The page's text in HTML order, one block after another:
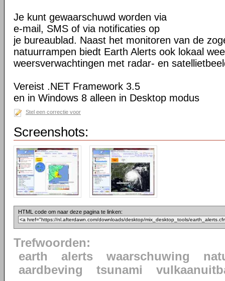
Je kunt gewaarschuwd worden via
e-mail, SMS of via notificaties op
je bureaublad. Naast het monitoren van de
natuurrampen biedt Earth Alerts ook lokaal
weersverwachtingen met radar- en
Vereist .NET Framework 3.5
en in Windows 8 alleen in Desktop modus
Stel een correctie voor
Screenshots:
HTML code om naar deze pagina te linken:
Trefwoorden:
earth
alerts waarschuwing
aardbeving
tsunami